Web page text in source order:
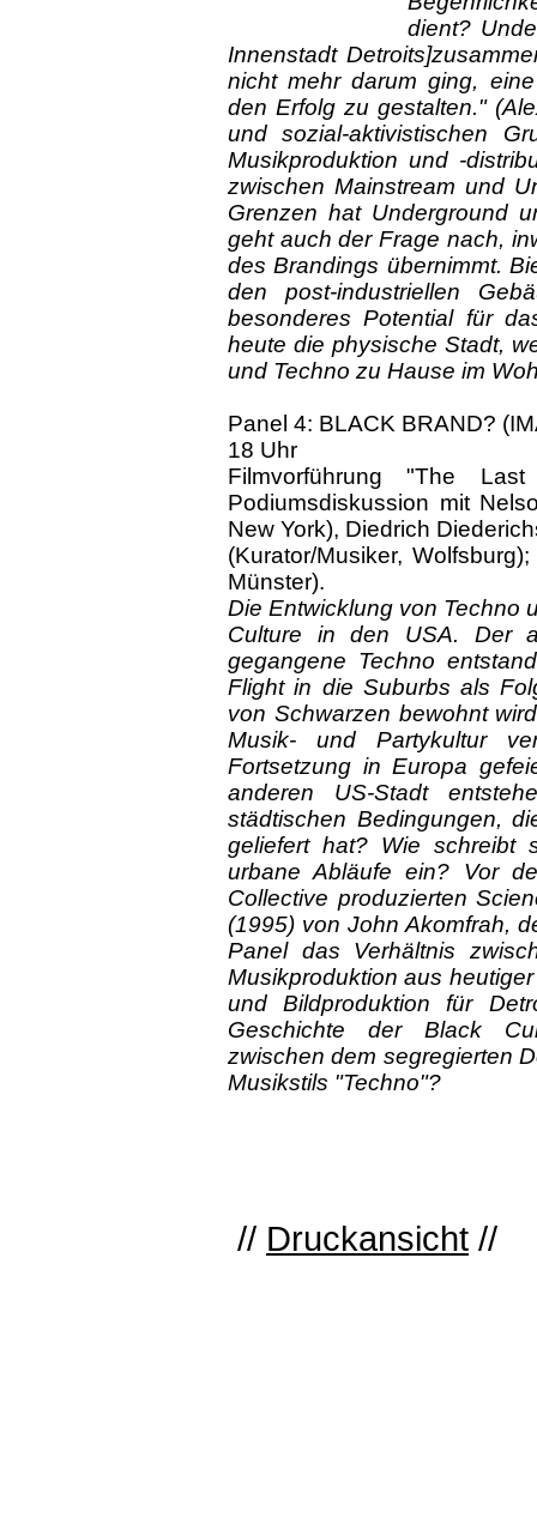
dient?
Innenstadt
nicht mehr darum ging,
den Erfolg zu gestalten."
und sozial-aktivistischen
Musikproduktion und -
zwischen Mainstream und
Grenzen hat Underground
geht auch der Frage nach,
des Brandings übernimmt.
den post-industriellen
besonderes Potential für
heute die physische Stadt,
und Techno zu Hause im
Panel 4: BLACK BRAND?
18 Uhr
Filmvorführung "The
Podiumsdiskussion mit
New York), Diedrich
(Kurator/Musiker,
Münster).
Die Entwicklung von Techno
Culture in den USA. Der
gegangene Techno
Flight in die Suburbs als
von Schwarzen bewohnt
Musik- und Partykultur
Fortsetzung in Europa
anderen US-Stadt
städtischen Bedingungen,
geliefert hat? Wie schreibt
urbane Abläufe ein? Vor
Collective produzierten
(1995) von John Akomfrah,
Panel das Verhältnis
Musikproduktion aus
und Bildproduktion für
Geschichte der Black
zwischen dem segregierten
Musikstils "Techno"?
// Druckansicht //